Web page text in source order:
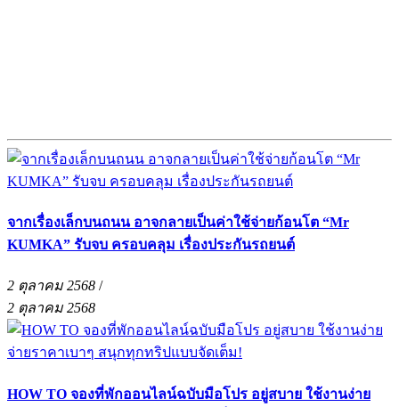
จากเรื่องเล็กบนถนน อาจกลายเป็นค่าใช้จ่ายก้อนโต “Mr
KUMKA” รับจบ ครอบคลุม เรื่องประกันรถยนต์
2 ตุลาคม 2568 /
2 ตุลาคม 2568
HOW TO จองที่พักออนไลน์ฉบับมือโปร อยู่สบาย ใช้งานง่าย